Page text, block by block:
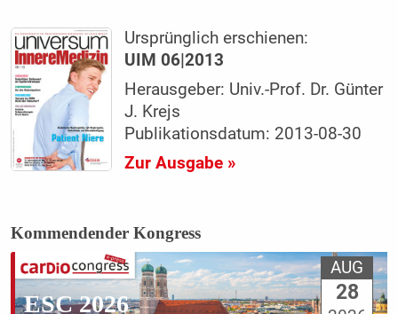
Ursprünglich erschienen:
UIM 06|2013
Herausgeber: Univ.-Prof. Dr. Günter
J. Krejs
Publikationsdatum: 2013-08-30
Zur Ausgabe »
Kommendender Kongress
ESC 2026
AUG
28